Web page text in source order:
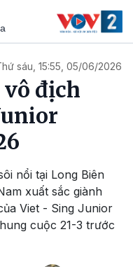
sáu, 15:55, 05/06/2026
địch
nổi tại Long Biên
xuất sắc giành
Viet - Sing Junior
cuộc 21-3 trước